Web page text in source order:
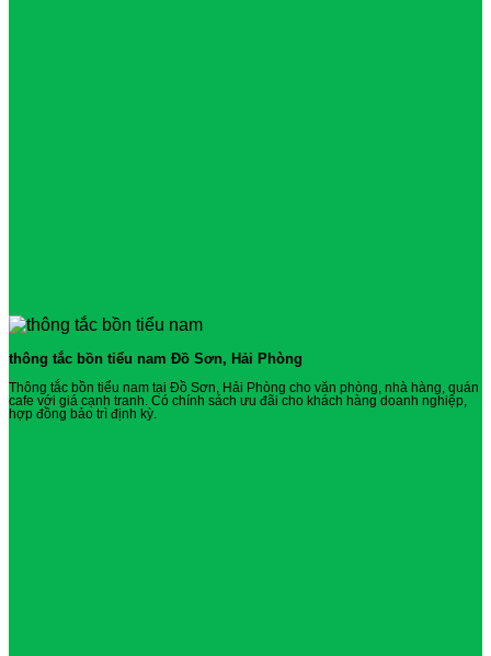
thông tắc bồn tiểu nam Đồ Sơn, Hải Phòng
Thông tắc bồn tiểu nam tại Đồ Sơn, Hải Phòng cho văn phòng, nhà hàng, quán
cafe với giá cạnh tranh. Có chính sách ưu đãi cho khách hàng doanh nghiệp,
hợp đồng bảo trì định kỳ.